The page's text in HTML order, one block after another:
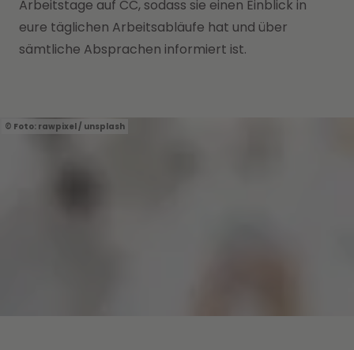
Arbeitstage auf CC, sodass sie einen Einblick in
eure täglichen Arbeitsabläufe hat und über
sämtliche Absprachen informiert ist.
Foto: rawpixel / unsplash